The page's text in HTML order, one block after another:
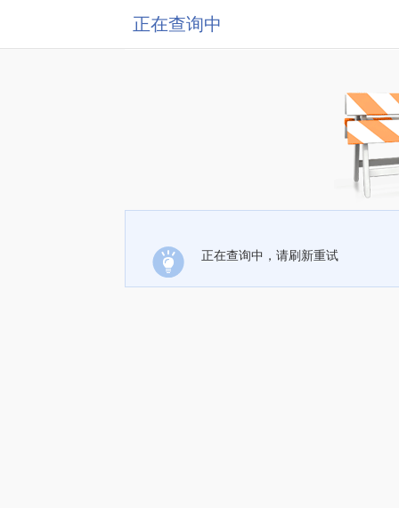
正在查询中
正在查询中，请刷新重试